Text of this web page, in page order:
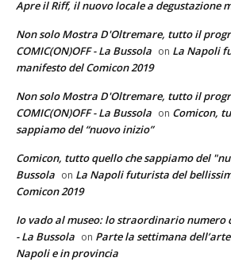
Apre il Riff, il nuovo locale a degustazione
Non solo Mostra D'Oltremare, tutto il
COMIC(ON)OFF - La Bussola on La Napoli
manifesto del Comicon 2019
Non solo Mostra D'Oltremare, tutto il
COMIC(ON)OFF - La Bussola on Comicon,
sappiamo del “nuovo inizio”
Comicon, tutto quello che sappiamo del
Bussola on La Napoli futurista del
Comicon 2019
Io vado al museo: lo straordinario numero
- La Bussola on Parte la settimana
Napoli e in provincia